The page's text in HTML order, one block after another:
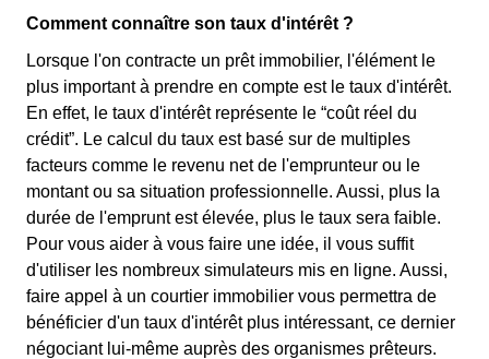
Comment connaître son taux d'intérêt ?
Lorsque l'on contracte un prêt immobilier, l'élément le
plus important à prendre en compte est le taux d'intérêt.
En effet, le taux d'intérêt représente le “coût réel du
crédit”. Le calcul du taux est basé sur de multiples
facteurs comme le revenu net de l'emprunteur ou le
montant ou sa situation professionnelle. Aussi, plus la
durée de l'emprunt est élevée, plus le taux sera faible.
Pour vous aider à vous faire une idée, il vous suffit
d'utiliser les nombreux simulateurs mis en ligne. Aussi,
faire appel à un courtier immobilier vous permettra de
bénéficier d'un taux d'intérêt plus intéressant, ce dernier
négociant lui-même auprès des organismes prêteurs.